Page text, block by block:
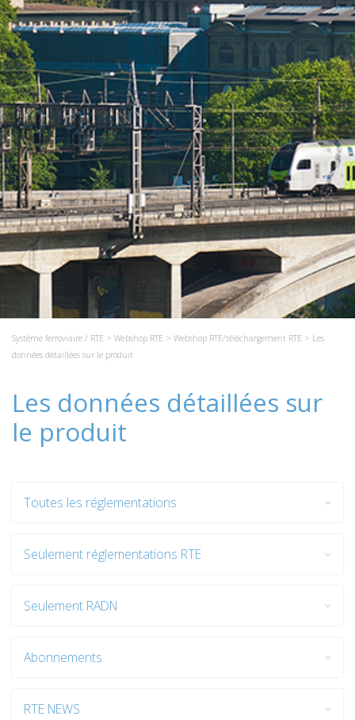
Système ferroviaire / RTE > Webshop RTE > Webshop RTE/téléchargement RTE > Les
données détaillées sur le produit
Les données détaillées sur
le produit
Toutes les réglementations
Seulement réglementations RTE
Seulement RADN
Abonnements
RTE NEWS